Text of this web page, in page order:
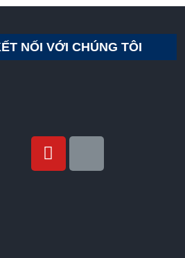
NỐI VỚI CHÚNG TÔI